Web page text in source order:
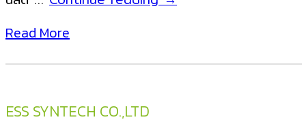
เครื่องพิมพ์
Read More
ESS SYNTECH CO.,LTD